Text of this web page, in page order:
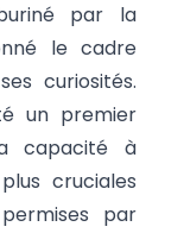
par la
le cadre
curiosités.
un premier
capacité à
cruciales
par